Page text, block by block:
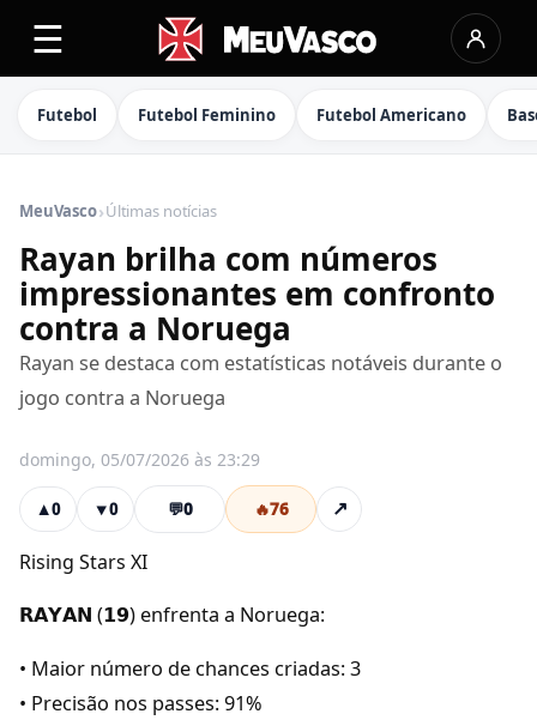
☰
Futebol Futebol Feminino Futebol Americano
MeuVasco›Últimas notícias
Rayan brilha com números
impressionantes em confronto
contra a Noruega
Rayan se destaca com estatísticas notáveis durante o
jogo contra a Noruega
domingo, 05/07/2026 às 23:29
▲0 ▼0 💬0 🔥76 ↗
Rising Stars XI
𝗥𝗔𝗬𝗔𝗡 (𝟭𝟵) enfrenta a Noruega:
• Maior número de chances criadas: 3
• Precisão nos passes: 91%